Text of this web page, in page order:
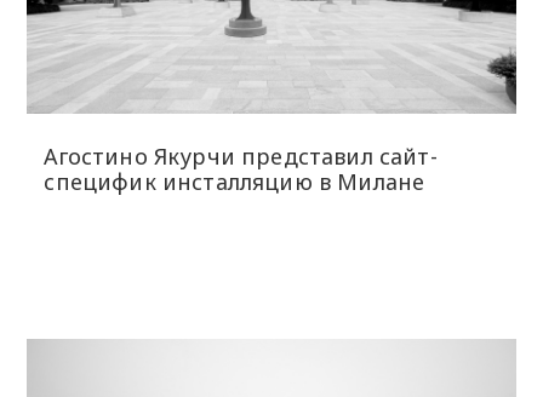
Агостино Якурчи представил сайт-
специфик инсталляцию в Милане